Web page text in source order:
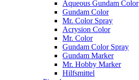
Aqueous Gundam Color
Gundam Color
Mr. Color Spray
Acrysion Color
Mr. Color
Gundam Color Spray
Gundam Marker
Mr. Hobby Marker
Hilfsmittel